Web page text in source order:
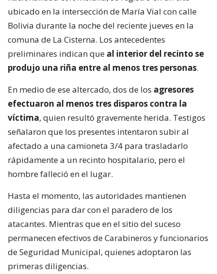
ubicado en la intersección de María Vial con calle
Bolivia durante la noche del reciente jueves en la
comuna de La Cisterna. Los antecedentes
preliminares indican que al interior del recinto se
produjo una riña entre al menos tres personas.
En medio de ese altercado, dos de los agresores
efectuaron al menos tres disparos contra la
víctima, quien resultó gravemente herida. Testigos
señalaron que los presentes intentaron subir al
afectado a una camioneta 3/4 para trasladarlo
rápidamente a un recinto hospitalario, pero el
hombre falleció en el lugar.
Hasta el momento, las autoridades mantienen
diligencias para dar con el paradero de los
atacantes. Mientras que en el sitio del suceso
permanecen efectivos de Carabineros y funcionarios
de Seguridad Municipal, quienes adoptaron las
primeras diligencias.